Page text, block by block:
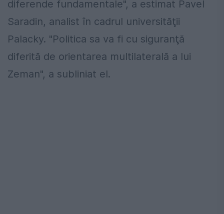
diferende fundamentale", a estimat Pavel
Saradin, analist în cadrul universităţii
Palacky. "Politica sa va fi cu siguranţă
diferită de orientarea multilaterală a lui
Zeman", a subliniat el.